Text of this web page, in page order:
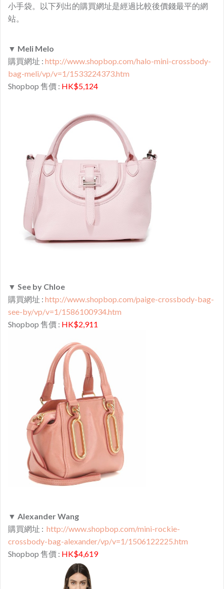
小手袋。以下列出的購買網址是經過比較後價錢最平的網
站。
▼ Meli Melo
購買網址 : http://www.shopbop.com/halo-mini-crossbody-
bag-meli/vp/v=1/1533224373.htm
Shopbop 售價 : HK$5,124
▼ See by Chloe
購買網址 : http://www.shopbop.com/paige-crossbody-bag-
see-by/vp/v=1/1586100934.htm
Shopbop 售價 : HK$2,911
▼ Alexander Wang
購買網址 : http://www.shopbop.com/mini-rockie-
crossbody-bag-alexander/vp/v=1/1506122225.htm
Shopbop 售價 : HK$4,619